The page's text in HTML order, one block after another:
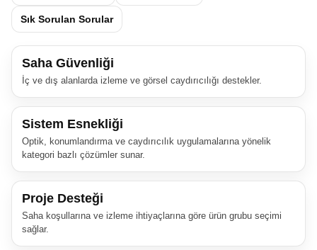
Sık Sorulan Sorular
Saha Güvenliği
İç ve dış alanlarda izleme ve görsel caydırıcılığı destekler.
Sistem Esnekliği
Optik, konumlandırma ve caydırıcılık uygulamalarına yönelik
kategori bazlı çözümler sunar.
Proje Desteği
Saha koşullarına ve izleme ihtiyaçlarına göre ürün grubu seçimi
sağlar.